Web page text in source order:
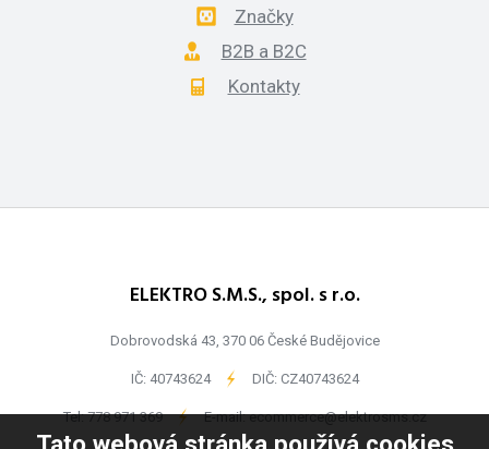
Značky
B2B a B2C
Kontakty
ELEKTRO S.M.S., spol. s r.o.
Dobrovodská 43, 370 06 České Budějovice
IČ: 40743624 - DIČ: CZ40743624
Tel:778 971 369 - E-mail:ecommerce@elektrosms.cz